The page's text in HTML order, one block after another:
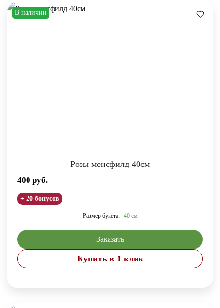
В наличии
Розы менсфилд 40см
400 руб.
+ 20 бонусов
Размер букета: 40 см
Заказать
Купить в 1 клик